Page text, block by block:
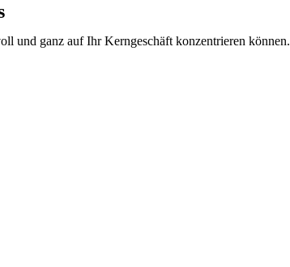
und ganz auf Ihr Kerngeschäft konzentrieren können.